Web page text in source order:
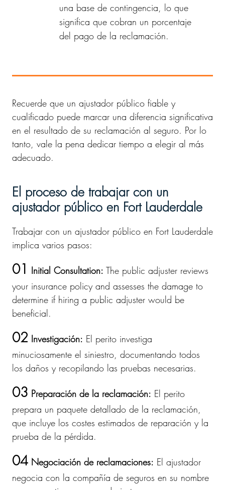
una base de contingencia, lo que
significa que cobran un porcentaje
del pago de la reclamación.
Recuerde que un ajustador público fiable y
cualificado puede marcar una diferencia significativa
en el resultado de su reclamación al seguro. Por lo
tanto, vale la pena dedicar tiempo a elegir al más
adecuado.
El proceso de trabajar con un
ajustador público en Fort Lauderdale
Trabajar con un ajustador público en Fort Lauderdale
implica varios pasos:
01 Initial Consultation: The public adjuster reviews
your insurance policy and assesses the damage to
determine if hiring a public adjuster would be
beneficial.
02 Investigación: El perito investiga
minuciosamente el siniestro, documentando todos
los daños y recopilando las pruebas necesarias.
03 Preparación de la reclamación: El perito
prepara un paquete detallado de la reclamación,
que incluye los costes estimados de reparación y la
prueba de la pérdida.
04 Negociación de reclamaciones: El ajustador
negocia con la compañía de seguros en su nombre